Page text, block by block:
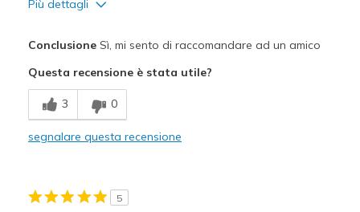
Più dettagli
Breathe Well
Comfortable
ConclusioneSì, mi sento di raccomandare ad un amico
Questa recensione è stata utile?
3 0
segnalare questa recensione
5